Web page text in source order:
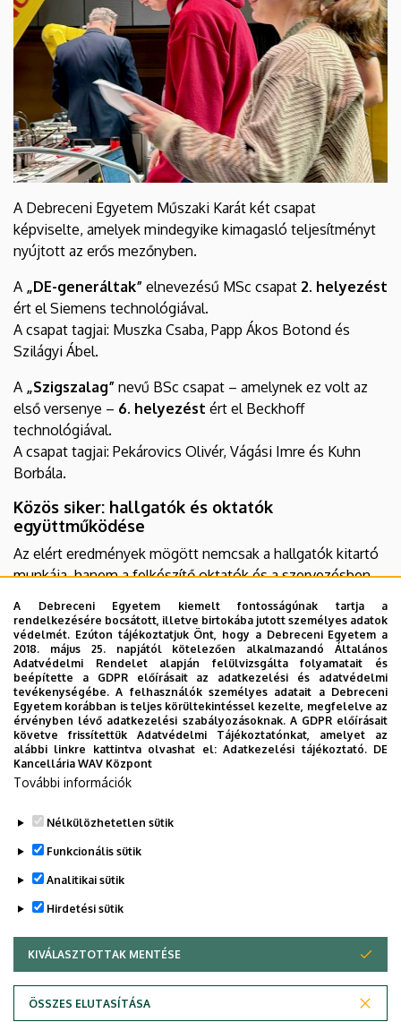
A Debreceni Egyetem Műszaki Karát két csapat
képviselte, amelyek mindegyike kimagasló teljesítményt
nyújtott az erős mezőnyben.
A „DE-generáltak” elnevezésű MSc csapat 2. helyezést
ért el Siemens technológiával.
A csapat tagjai: Muszka Csaba, Papp Ákos Botond és
Szilágyi Ábel.
A „Szigszalag” nevű BSc csapat – amelynek ez volt az
első versenye – 6. helyezést ért el Beckhoff
technológiával.
A csapat tagjai: Pekárovics Olivér, Vágási Imre és Kuhn
Borbála.
Közös siker: hallgatók és oktatók
együttműködése
Az elért eredmények mögött nemcsak a hallgatók kitartó
munkája, hanem a felkészítő oktatók és a szervezésben
részt vevő kollégák elhivatott tevékenysége is áll - ezúton
is szeretnénk köszönetet mondani nekik. Hallgatóink
eredményei ismét bizonyítják, hogy a karon folyó oktatás
versenyképes tudást nyújt, amely nemcsak hazai, hanem
nemzetközi szinten is megállja a helyét.
Gratulálunk a csapatoknak és további sok sikert kívánunk
számukra a jövőbeni szakmai kihívásokhoz!
Cs.K.
Legutóbbi frissítés: 2026. 04. 17. 14:25
Adatvédelem
A Debreceni Egyetem kiemelt fontosságúnak tartja a
rendelkezésére bocsátott, illetve birtokába jutott személyes adatok
védelmét. Ezúton tájékoztatjuk Önt, hogy a Debreceni Egyetem a
2018. május 25. napjától kötelezően alkalmazandó Általános
Adatvédelmi Rendelet alapján felülvizsgálta folyamatait és
beépítette a GDPR előírásait az adatkezelési és adatvédelmi
tevékenységébe. A felhasználók személyes adatait a Debreceni
Egyetem korábban is teljes körültekintéssel kezelte, megfelelve az
érvényben lévő adatkezelési szabályozásoknak. A GDPR előírásait
követve frissítettük Adatvédelmi Tájékoztatónkat, amelyet az
alábbi linkre kattintva olvashat el:Adatkezelési tájékoztató. DE
Kancellária WAV Központ
További információk
Nélkülözhetetlen sütik
Funkcionális sütik
Analitikai sütik
Hirdetési sütik
KIVÁLASZTOTTAK MENTÉSE
ÖSSZES ELUTASÍTÁSA
WITHDRAW CONSENT